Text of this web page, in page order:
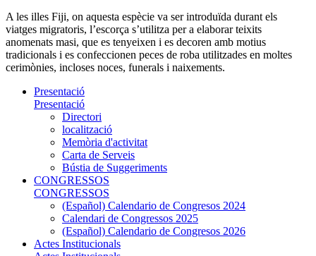
A les illes Fiji, on aquesta espècie va ser introduïda durant els
viatges migratoris, l’escorça s’utilitza per a elaborar teixits
anomenats masi, que es tenyeixen i es decoren amb motius
tradicionals i es confeccionen peces de roba utilitzades en moltes
cerimònies, incloses noces, funerals i naixements.
Presentació
Presentació
Directori
localització
Memòria d'activitat
Carta de Serveis
Bústia de Suggeriments
CONGRESSOS
CONGRESSOS
(Español) Calendario de Congresos 2024
Calendari de Congressos 2025
(Español) Calendario de Congresos 2026
Actes Institucionals